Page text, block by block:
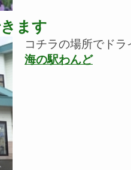
ます
コチラの場所でド
海の駅わんど